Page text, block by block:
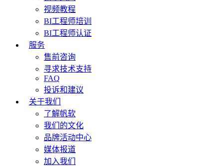
视频教程
BI工程师培训
BI工程师认证
服务
售前咨询
寻求技术支持
FAQ
投诉和建议
关于我们
了解帆软
我们的文化
品牌活动中心
媒体报道
加入我们